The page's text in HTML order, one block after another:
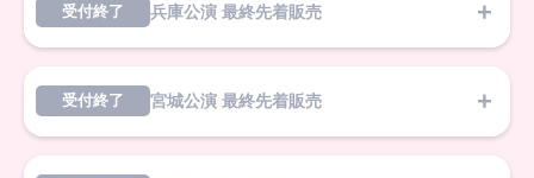
受付終了 兵庫公演 最終先着販売
受付終了 宮城公演 最終先着販売